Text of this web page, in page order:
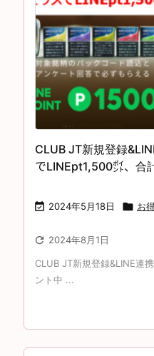
CLUB JT新規登録
でLINEpt1,500㌽、合
 2024年5月18日  お
 2024年8月1日
CLUB JT新規登録&LINE連
ント中 ...